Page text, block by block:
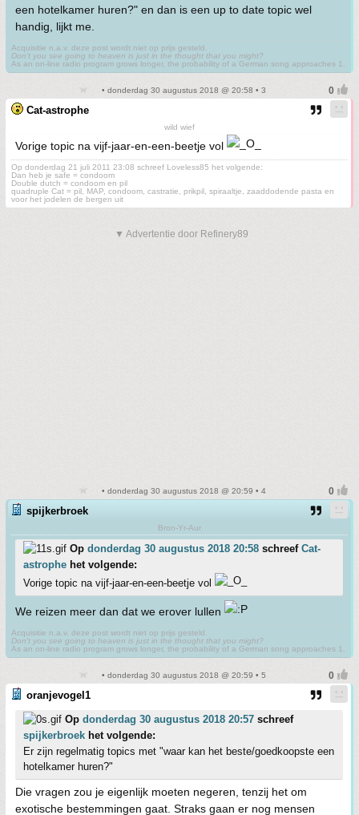
een hotelkamer huren?" en dan is een up to date topic wel
handig, lijkt me.
Acquisitie n.a.v. deze post wordt niet op prijs gesteld.
Don't you see going to heaven is just in the thought that you might?
As an on-line radio program grows longer, the probability of a German song approaches 1.
• donderdag 30 augustus 2018 @ 20:58 • 3
Cat-astrophe
wild wief
Vorige topic na vijf-jaar-en-een-beetje vol
Op donderdag 21 juli 2011 23:08 schreef Loveless85 het volgende:
Dan heb je safe = condoom
Double dutch = condoom en pil
quadruple Cat = pil, MAP, condoom, castratie, prikpil, spiraaltje, zaaddodende pasta en
voor het jodelen de bergen uit
▼ Advertentie door Refinery89
• donderdag 30 augustus 2018 @ 20:59 • 4
spijkerbroek
Bron-Yr-Aur
Op donderdag 30 augustus 2018 20:58 schreef Cat-
astrophe het volgende:
Vorige topic na vijf-jaar-en-een-beetje vol
We reizen meer dan dat we erover lullen
Acquisitie n.a.v. deze post wordt niet op prijs gesteld.
Don't you see going to heaven is just in the thought that you might?
As an on-line radio program grows longer, the probability of a German song approaches 1.
• donderdag 30 augustus 2018 @ 20:59 • 5
oranjevogel1
Op donderdag 30 augustus 2018 20:57 schreef
spijkerbroek het volgende:
Er zijn regelmatig topics met "waar kan het beste/goedkoopste een
hotelkamer huren?"
Die vragen zou je eigenlijk moeten negeren, tenzij het om
exotische bestemmingen gaat. Straks gaan er nog mensen